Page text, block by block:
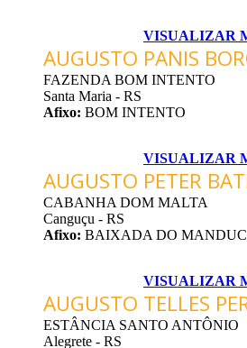
VISUALIZAR
AUGUSTO PANIS
FAZENDA BOM INTENTO
Santa Maria - RS
Afixo: BOM INTENTO
VISUALIZAR
AUGUSTO PETER
CABANHA DOM MALTA
Canguçu - RS
Afixo: BAIXADA DO
VISUALIZAR
AUGUSTO TELLES
ESTÂNCIA SANTO ANTÔNIO
Alegrete - RS